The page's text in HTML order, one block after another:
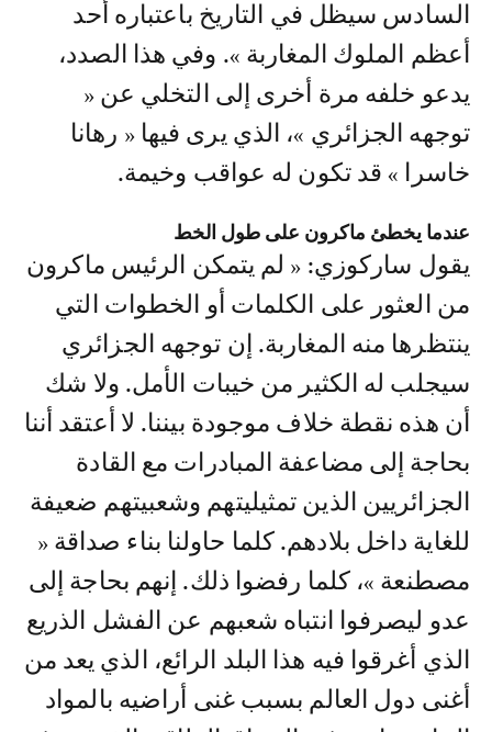
السادس سيظل في التاريخ باعتباره أحد
أعظم الملوك المغاربة ». وفي هذا الصدد،
يدعو خلفه مرة أخرى إلى التخلي عن «
توجهه الجزائري »، الذي يرى فيها « رهانا
خاسرا » قد تكون له عواقب وخيمة.
عندما يخطئ ماكرون على طول الخط
يقول ساركوزي: « لم يتمكن الرئيس ماكرون
من العثور على الكلمات أو الخطوات التي
ينتظرها منه المغاربة. إن توجهه الجزائري
سيجلب له الكثير من خيبات الأمل. ولا شك
أن هذه نقطة خلاف موجودة بيننا. لا أعتقد أننا
بحاجة إلى مضاعفة المبادرات مع القادة
الجزائريين الذين تمثيليتهم وشعبيتهم ضعيفة
للغاية داخل بلادهم. كلما حاولنا بناء صداقة «
مصطنعة »، كلما رفضوا ذلك. إنهم بحاجة إلى
عدو ليصرفوا انتباه شعبهم عن الفشل الذريع
الذي أغرقوا فيه هذا البلد الرائع، الذي يعد من
أغنى دول العالم بسبب غنى أراضيه بالمواد